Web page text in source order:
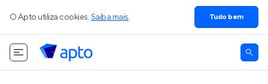
O Apto utiliza cookies. Saiba mais. Tudo bem